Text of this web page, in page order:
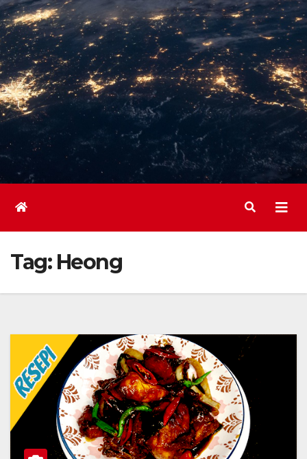
Tag: Heong